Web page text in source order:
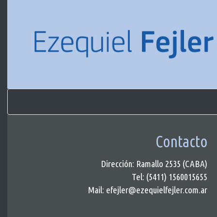
Contacto
Dirección: Ramallo 2535 (CABA)
Tel: (5411) 1560015655
Mail: efejler@ezequielfejler.com.ar